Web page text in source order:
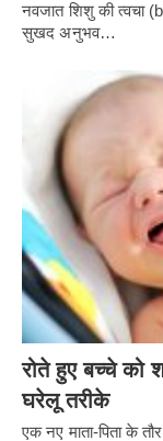
नवजात शिशु की त्वचा
सुखद अनुभव…
रोते हुए बच्चे
घरेलू तरीके
एक नए माता-पिता के